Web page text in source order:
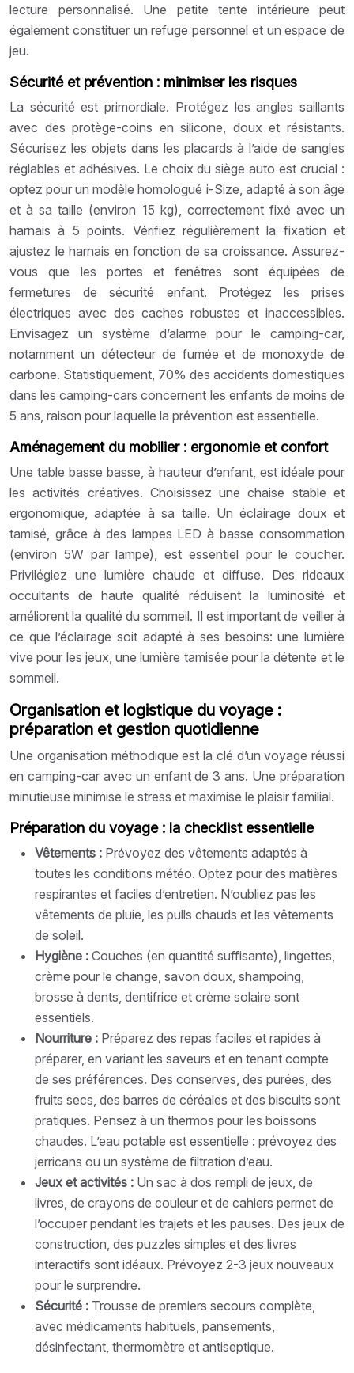
lecture personnalisé. Une petite tente intérieure peut
également constituer un refuge personnel et un espace de
jeu.
Sécurité et prévention : minimiser les risques
La sécurité est primordiale. Protégez les angles saillants
avec des protège-coins en silicone, doux et résistants.
Sécurisez les objets dans les placards à l’aide de sangles
réglables et adhésives. Le choix du siège auto est crucial :
optez pour un modèle homologué i-Size, adapté à son âge
et à sa taille (environ 15 kg), correctement fixé avec un
harnais à 5 points. Vérifiez régulièrement la fixation et
ajustez le harnais en fonction de sa croissance. Assurez-
vous que les portes et fenêtres sont équipées de
fermetures de sécurité enfant. Protégez les prises
électriques avec des caches robustes et inaccessibles.
Envisagez un système d’alarme pour le camping-car,
notamment un détecteur de fumée et de monoxyde de
carbone. Statistiquement, 70% des accidents domestiques
dans les camping-cars concernent les enfants de moins de
5 ans, raison pour laquelle la prévention est essentielle.
Aménagement du mobilier : ergonomie et confort
Une table basse basse, à hauteur d’enfant, est idéale pour
les activités créatives. Choisissez une chaise stable et
ergonomique, adaptée à sa taille. Un éclairage doux et
tamisé, grâce à des lampes LED à basse consommation
(environ 5W par lampe), est essentiel pour le coucher.
Privilégiez une lumière chaude et diffuse. Des rideaux
occultants de haute qualité réduisent la luminosité et
améliorent la qualité du sommeil. Il est important de veiller à
ce que l’éclairage soit adapté à ses besoins: une lumière
vive pour les jeux, une lumière tamisée pour la détente et le
sommeil.
Organisation et logistique du voyage :
préparation et gestion quotidienne
Une organisation méthodique est la clé d’un voyage réussi
en camping-car avec un enfant de 3 ans. Une préparation
minutieuse minimise le stress et maximise le plaisir familial.
Préparation du voyage : la checklist essentielle
Vêtements : Prévoyez des vêtements adaptés à
toutes les conditions météo. Optez pour des matières
respirantes et faciles d’entretien. N’oubliez pas les
vêtements de pluie, les pulls chauds et les vêtements
de soleil.
Hygiène : Couches (en quantité suffisante), lingettes,
crème pour le change, savon doux, shampoing,
brosse à dents, dentifrice et crème solaire sont
essentiels.
Nourriture : Préparez des repas faciles et rapides à
préparer, en variant les saveurs et en tenant compte
de ses préférences. Des conserves, des purées, des
fruits secs, des barres de céréales et des biscuits sont
pratiques. Pensez à un thermos pour les boissons
chaudes. L’eau potable est essentielle : prévoyez des
jerricans ou un système de filtration d’eau.
Jeux et activités : Un sac à dos rempli de jeux, de
livres, de crayons de couleur et de cahiers permet de
l’occuper pendant les trajets et les pauses. Des jeux de
construction, des puzzles simples et des livres
interactifs sont idéaux. Prévoyez 2-3 jeux nouveaux
pour le surprendre.
Sécurité : Trousse de premiers secours complète,
avec médicaments habituels, pansements,
désinfectant, thermomètre et antiseptique.